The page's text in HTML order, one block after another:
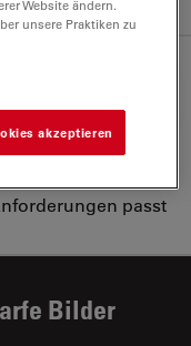
die Ihnen
passt
Bilder
Website ändern.
unsere Praktiken zu
akzeptieren